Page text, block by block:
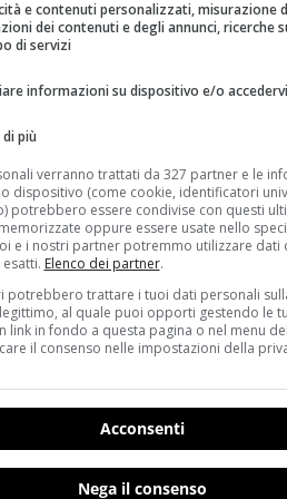
e contenuti personalizzati, misurazione
dei contenuti e degli annunci, ricerche
di servizi
informazioni su dispositivo e/o accedervi
più
verranno trattati da 327 partner e le
dispositivo (come cookie, identificatori
potrebbero essere condivise con questi
oppure essere usate nello
e i nostri partner potremmo utilizzare dati
Elenco dei partner.
potrebbero trattare i tuoi dati personali
al quale puoi opporti gestendo le
link in fondo a questa pagina o nel menu
il consenso nelle impostazioni della
Acconsenti
Nega il consenso